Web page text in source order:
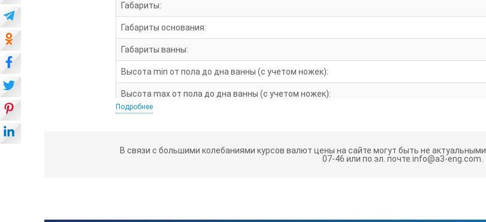
Габариты:
Габариты основания:
Габариты ванны:
Высота min от пола до дна ванны (с учетом ножек):
Высота max от пола до дна ванны (с учетом ножек):
Дверца предназначена для защиты от брызг, а не для герметизации передней стенки.
Подробнее
В связи с большими колебаниями курсов валют цены на сайте могут быть не актуальными.
07-46 или по эл. почте info@a3-eng.com.